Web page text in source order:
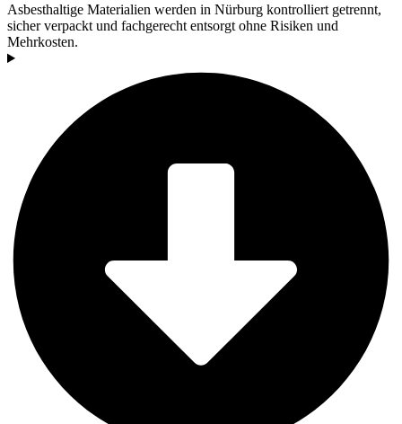
Asbesthaltige Materialien werden in Nürburg kontrolliert getrennt,
sicher verpackt und fachgerecht entsorgt ohne Risiken und
Mehrkosten.